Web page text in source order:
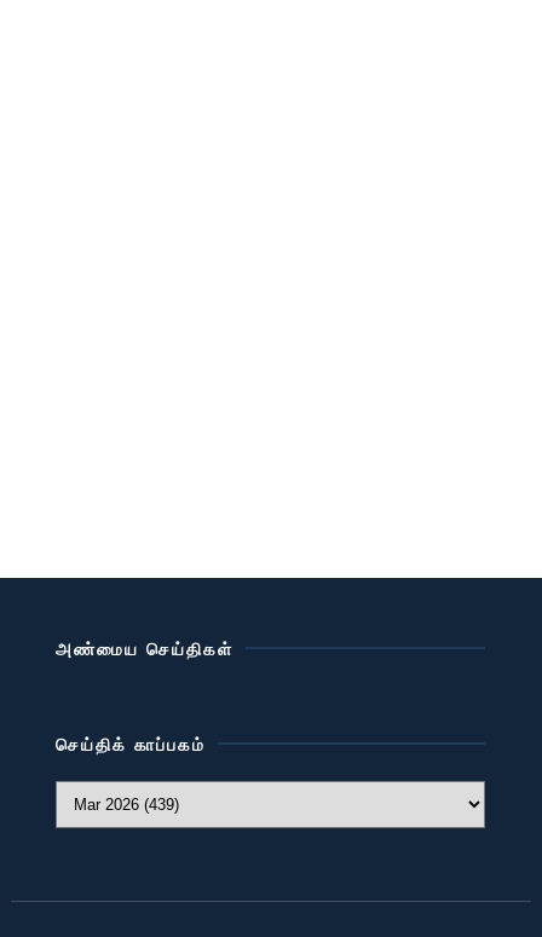
அண்மைய செய்திகள்
செய்திக் காப்பகம்